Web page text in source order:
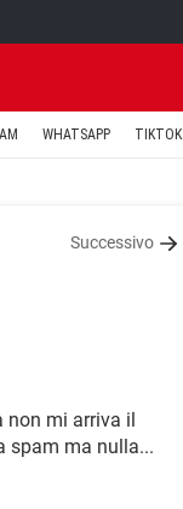
WHATSAPP TIKTOK
Successivo
non mi arriva il
spam ma nulla...